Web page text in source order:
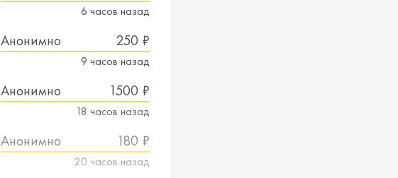
6 часов назад
Анонимно 250 ₽
9 часов назад
Анонимно 1500 ₽
18 часов назад
Анонимно 180 ₽
20 часов назад